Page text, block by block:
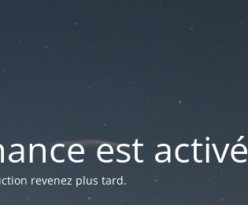
est activé
revenez plus tard.